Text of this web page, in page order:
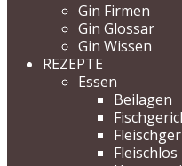
Gin Firmen
Gin Glossar
Gin Wissen
REZEPTE
Essen
Beilagen
Fleischlos